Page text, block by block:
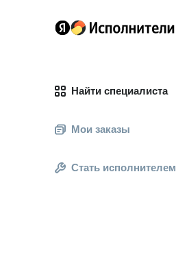
Найти специалиста
Мои заказы
Стать исполнителем